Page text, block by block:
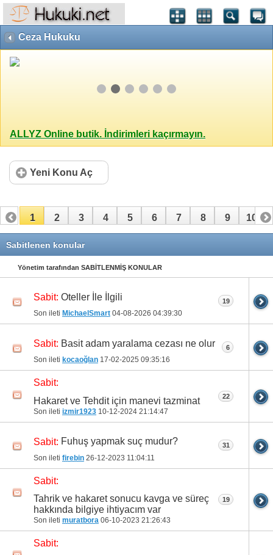
Ceza Hukuku
ALLYZ Online butik. İndirimleri kaçırmayın.
Yeni Konu Aç
1 2 3 4 5 6 7 8 9 10
11 12 13
Sabitlenen konular
Yönetim tarafından SABİTLENMİŞ KONULAR
Sabit: Oteller İle İlgili
Son ileti MichaelSmart 04-08-2026 04:39:30
19
Sabit: Basit adam yaralama cezası ne olur
Son ileti kocaoğlan 17-02-2025 09:35:16
6
Sabit:
Hakaret ve Tehdit için manevi tazminat
Son ileti izmir1923 10-12-2024 21:14:47
22
Sabit: Fuhuş yapmak suç mudur?
Son ileti firebin 26-12-2023 11:04:11
31
Sabit:
Tahrik ve hakaret sonucu kavga ve süreç
hakkında bilgiye ihtiyacım var
Son ileti muratbora 06-10-2023 21:26:43
19
Sabit: